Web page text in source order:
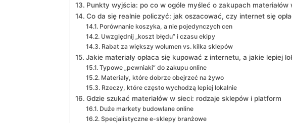
Punkty wyjścia: po co w ogóle myśleć o zakupach materiałów
Co da się realnie policzyć: jak oszacować, czy internet się
Porównanie koszyka, a nie pojedynczych cen
Uwzględnij „koszt błędu” i czasu ekipy
Rabat za większy wolumen vs. kilka sklepów
Jakie materiały opłaca się kupować z internetu, a jakie lepiej
Typowe „pewniaki” do zakupu online
Materiały, które dobrze obejrzeć na żywo
Rzeczy, które często wychodzą lepiej lokalnie
Gdzie szukać materiałów w sieci: rodzaje sklepów i platform
Duże markety budowlane online
Specjalistyczne e-sklepy branżowe